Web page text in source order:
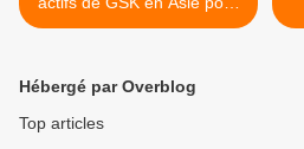
3,3 milliards d'euros
Hébergé par Overblog
Top articles